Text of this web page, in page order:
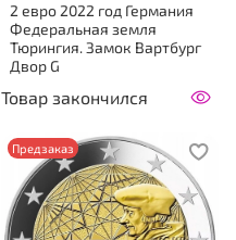
2 евро 2022 год Германия
Федеральная земля
Тюрингия. Замок Вартбург
Двор G
Товар закончился
Предзаказ